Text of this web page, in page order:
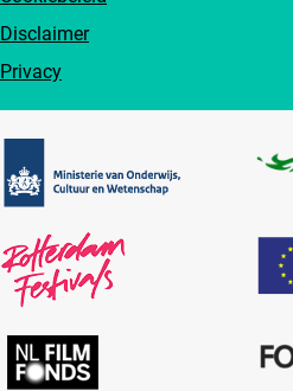
Disclaimer
Privacy